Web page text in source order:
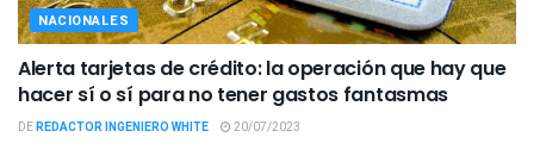
NACIONALES
Alerta tarjetas de crédito: la operación que hay que
hacer sí o sí para no tener gastos fantasmas
DEREDACTOR INGENIERO WHITE 20/07/2023